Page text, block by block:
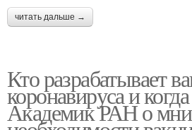
читать дальше →
Кто разрабатывает
коронавируса и
Академик РАН о